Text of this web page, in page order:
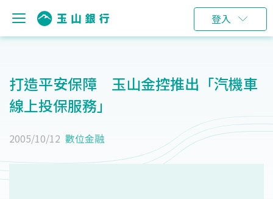
登入
打造平安保障 玉山金控推出「汽機車
線上投保服務」
2005/10/12 數位金融